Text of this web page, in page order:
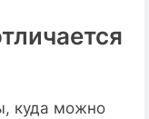
куда можно